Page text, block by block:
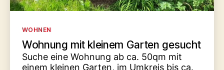
Kategorien
WOHNEN
Wohnung mit kleinem Garten gesucht
Suche eine Wohnung ab ca. 50qm mit
einem kleinen Garten, im Umkreis bis ca.